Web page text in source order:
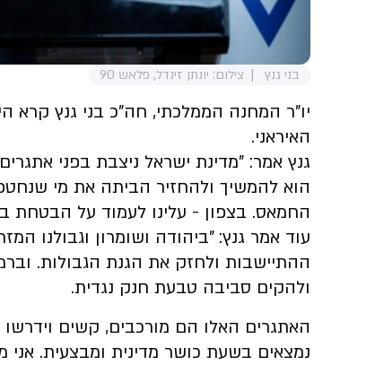
בני גנץ צילום: יונתן זינדל, פלאש 90
יו"ר המחנה הממלכתי, חה"כ בני גנץ קרא
האיראני.
גנץ אמר: "מדינת ישראל ניצבת בפני
הוא להמשיך ולהחזיר הביתה את מי
החמאס. בצפון - עלינו לעמוד על הבטחת
עוד אמר גנץ: "ביהודה ושומרון וגבולנו
ההתיישבות ולחזק את הגנת הגבולות.
ולהקים סביבה טבעת חנק נגדית.
האתגרים האלו הם מורכבים, קשים
נמצאים בשעת כושר מדינית ומבצעית.